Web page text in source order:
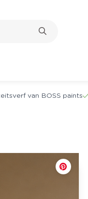
van BOSS paints